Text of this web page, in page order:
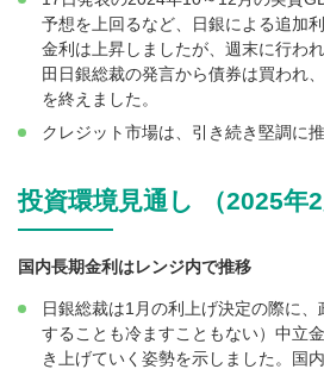
予想を上回るなど、日銀による追加
金利は上昇しましたが、週末に行わ
田日銀総裁の発言から債券は買われ
を終えました。
クレジット市場は、引き続き堅調に推
投資環境見通し （2025年2
国内長期金利はレンジ内で推移
日銀総裁は1月の利上げ決定の際に
することも冷ますこともない）中立
き上げていく姿勢を示しました。国